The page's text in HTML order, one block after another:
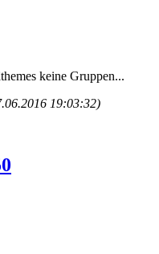
keine Gruppen...
19:03:32)